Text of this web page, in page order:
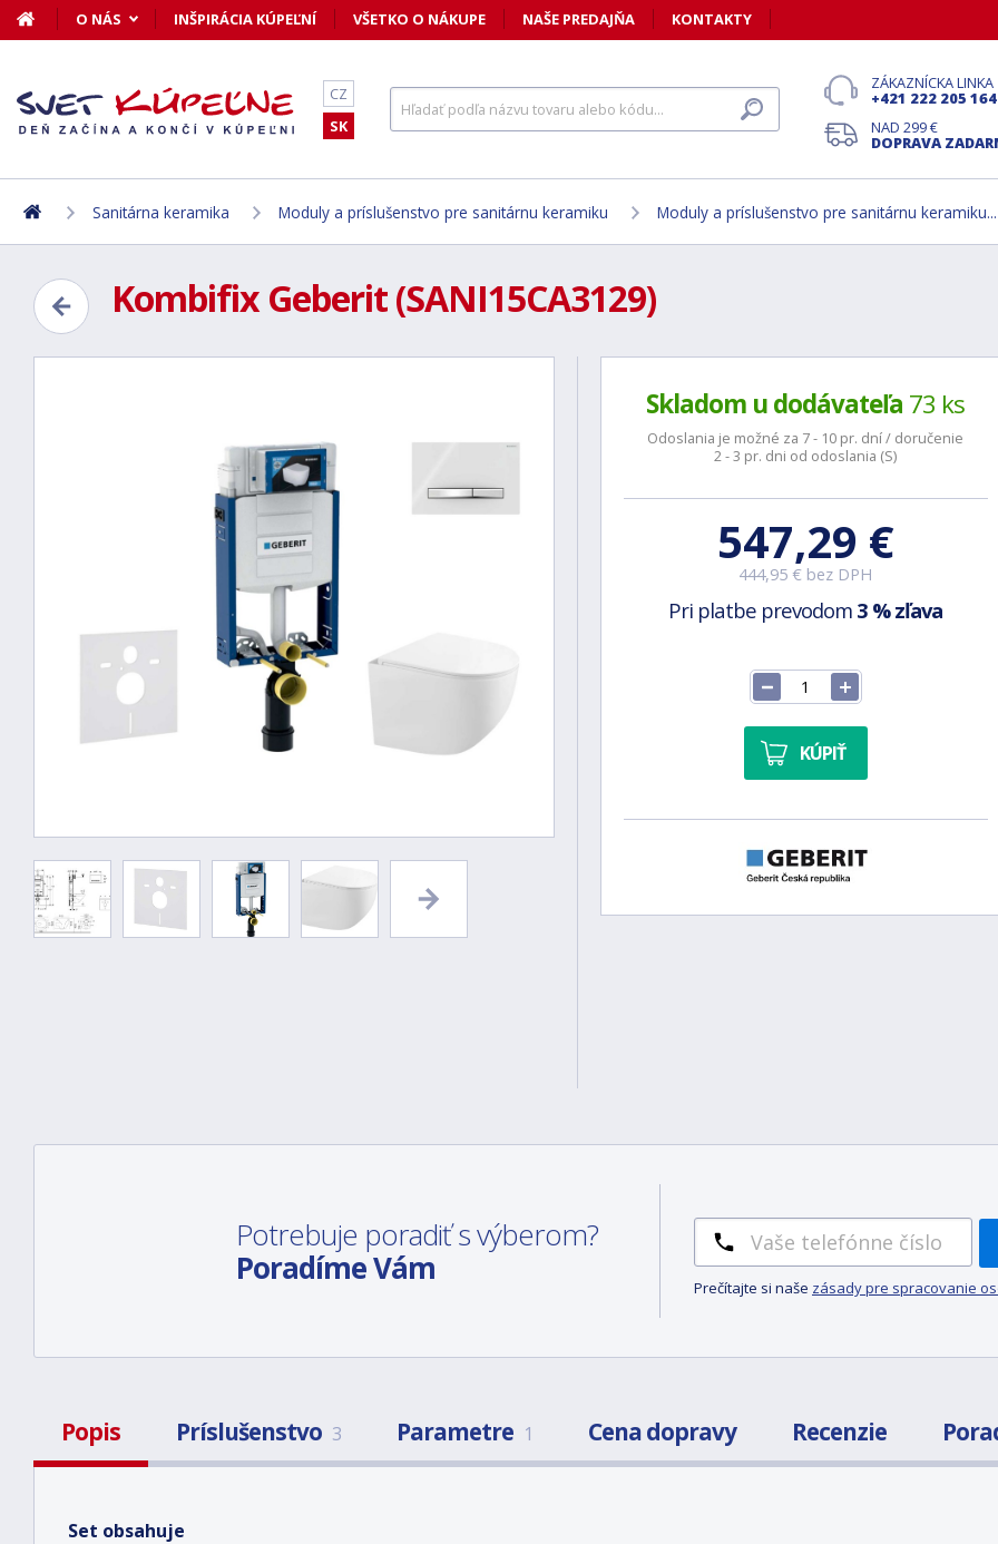
O NÁS INŠPIRÁCIA KÚPEĽNÍ VŠETKO O NÁKUPE NAŠE PREDAJŇA KONTAKTY
CZ
SK
ZÁKAZNÍCKA LINKA
+421 222 205 164
NAD 299 €
DOPRAVA
Sanitárna keramika Moduly a príslušenstvo pre sanitárnu keramiku Moduly a príslušenstvo pre sanitárnu keramiku...
Kombifix Geberit (SANI15CA3129)
Skladom u dodávateľa 73 ks
Odoslania je možné za 7 - 10 pr. dní / doručenie
2 - 3 pr. dni od odoslania (S)
547,29 €
444,95 € bez DPH
Pri platbe prevodom 3 % zľava
KÚPIŤ
Potrebuje poradiť s výberom?
Poradíme Vám
Prečítajte si naše zásady pre spracovanie
Popis Príslušenstvo 3 Parametre 1 Cena dopravy Recenzie
Set obsahuje